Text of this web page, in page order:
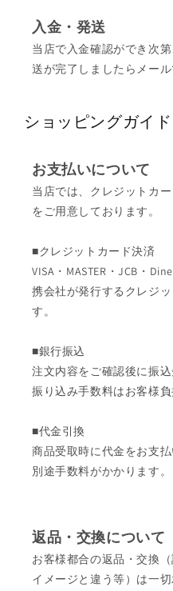
入金・発送
当店で入金確認ができ次
送が完了しましたらメー
ショッピングガイド
お支払いについて
当店では、クレジットカ
をご用意しております。
■クレジットカード決済
VISA・MASTER・JCB・
携会社が発行するクレジ
す。
■銀行振込
注文内容をご確認後に振込
振り込み手数料はお客様負
■代金引換
商品受取時に代金をお支払
別途手数料がかかります。
返品・交換について
お客様都合の返品・交換
イメージと違う等）は一切